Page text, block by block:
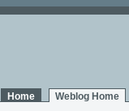
Home Weblog Home